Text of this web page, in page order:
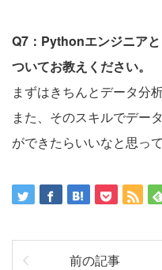
Q7：Pythonエンジニア
ついてお教えください。
まずはきちんとデータ分
また、そのスキルでデー
ができたらいいなと思って
前の記事